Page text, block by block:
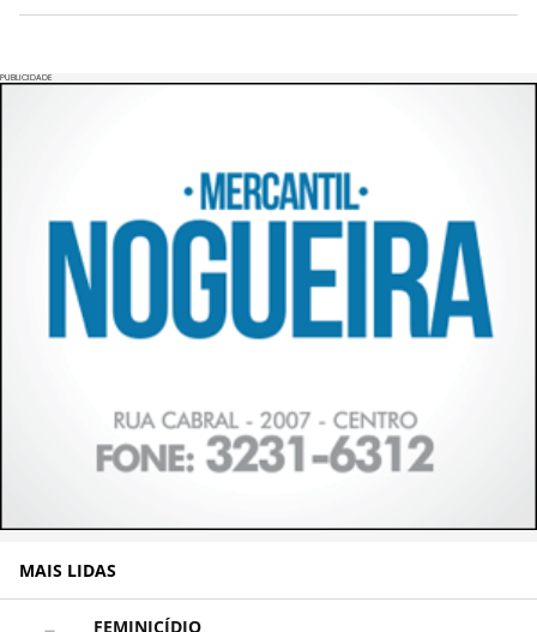
PUBLICIDADE
MAIS LIDAS
FEMINICÍDIO